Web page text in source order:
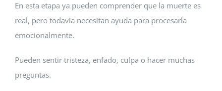
En esta etapa ya pueden comprender que la muerte es
real, pero todavía necesitan ayuda para procesarla
emocionalmente.
Pueden sentir tristeza, enfado, culpa o hacer muchas
preguntas.